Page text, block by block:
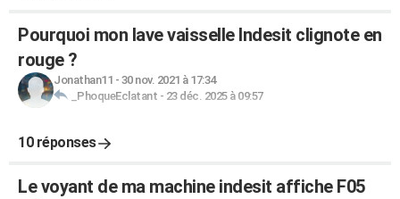
Pourquoi mon lave vaisselle Indesit clignote en
rouge ?
Jonathan11 - 30 nov. 2021 à 17:34
_PhoqueEclatant - 23 déc. 2025 à 09:57
10 réponses
Le voyant de ma machine indesit affiche F05